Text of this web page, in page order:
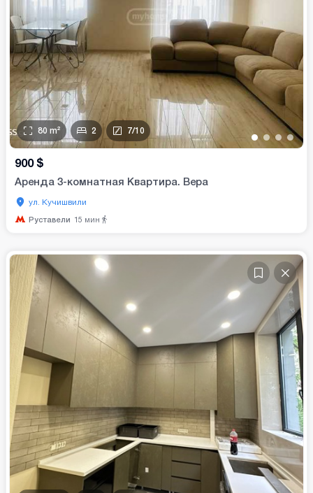
• •••
80 m² 2 7/10
900 $
Аренда 3-комнатная Квартира. Вера
ул. Кучишвили
Руставели 15 мин